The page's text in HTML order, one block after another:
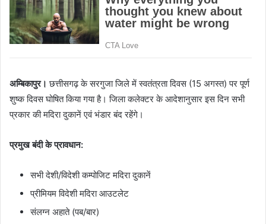
अम्बिकापुर। छत्तीसगढ़ के सरगुजा जिले में स्वतंत्रता दिवस (15 अगस्त) पर पूर्ण
शुष्क दिवस घोषित किया गया है। जिला कलेक्टर के आदेशानुसार इस दिन सभी
प्रकार की मदिरा दुकानें एवं भंडार बंद रहेंगे।
प्रमुख बंदी के प्रावधान:
सभी देशी/विदेशी कम्पोजिट मदिरा दुकानें
प्रीमियम विदेशी मदिरा आउटलेट
संलग्न अहाते (पब/बार)